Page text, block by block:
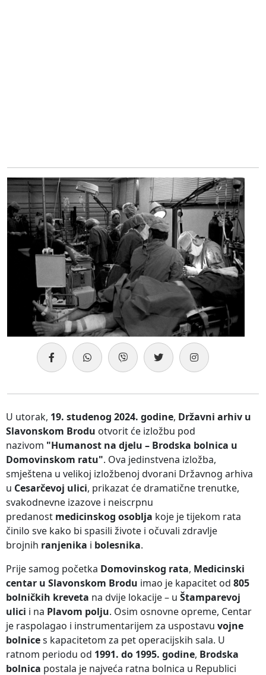
U utorak, 19. studenog 2024. godine, Državni arhiv u
Slavonskom Brodu otvorit će izložbu pod
nazivom "Humanost na djelu – Brodska bolnica u
Domovinskom ratu". Ova jedinstvena izložba,
smještena u velikoj izložbenoj dvorani Državnog arhiva
u Cesarčevoj ulici, prikazat će dramatične trenutke,
svakodnevne izazove i neiscrpnu
predanost medicinskog osoblja koje je tijekom rata
činilo sve kako bi spasili živote i očuvali zdravlje
brojnih ranjenika i bolesnika.
Prije samog početka Domovinskog rata, Medicinski
centar u Slavonskom Brodu imao je kapacitet od 805
bolničkih kreveta na dvije lokacije – u Štamparevoj
ulici i na Plavom polju. Osim osnovne opreme, Centar
je raspolagao i instrumentarijem za uspostavu vojne
bolnices kapacitetom za pet operacijskih sala. U
ratnom periodu od 1991. do 1995. godine, Brodska
bolnica postala je najveća ratna bolnica u Republici